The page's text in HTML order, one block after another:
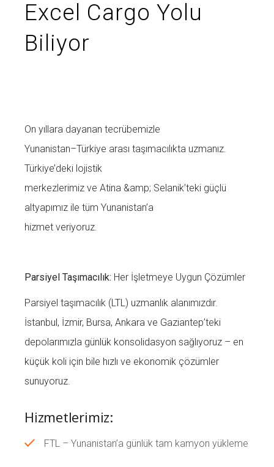
Excel Cargo Yolu
Biliyor
On yıllara dayanan tecrübemizle
Yunanistan–Türkiye arası taşımacılıkta uzmanız.
Türkiye’deki lojistik
merkezlerimiz ve Atina &amp; Selanik’teki güçlü
altyapımız ile tüm Yunanistan’a
hizmet veriyoruz.
Parsiyel Taşımacılık: Her İşletmeye Uygun Çözümler
Parsiyel taşımacılık (LTL) uzmanlık alanımızdır.
İstanbul, İzmir, Bursa, Ankara ve Gaziantep’teki
depolarımızla günlük konsolidasyon sağlıyoruz – en
küçük koli için bile hızlı ve ekonomik çözümler
sunuyoruz.
Hizmetlerimiz:
FTL – Yunanistan’a günlük tam kamyon yükleme